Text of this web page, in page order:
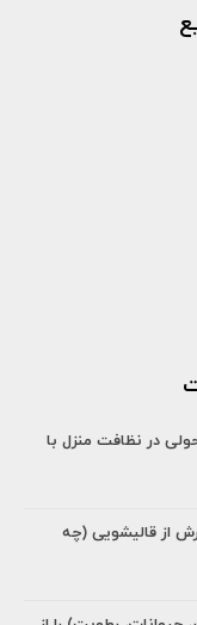
در نظافت منزل با
از قالیشویی (چه